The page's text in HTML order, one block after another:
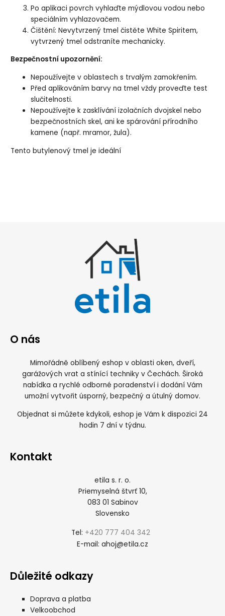
Po aplikaci povrch vyhlaďte mýdlovou vodou nebo
speciálním vyhlazovačem.
Čištění: Nevytvrzený tmel čistěte White Spiritem,
vytvrzený tmel odstraníte mechanicky.
Bezpečnostní upozornění:
Nepoužívejte v oblastech s trvalým zamokřením.
Před aplikováním barvy na tmel vždy proveďte test
slučitelnosti.
Nepoužívejte k zasklívání izolačních dvojskel nebo
bezpečnostních skel, ani ke spárování přírodního
kamene (např. mramor, žula).
Tento butylenový tmel je ideální
O nás
Mimořádně oblíbený eshop v oblasti oken, dveří,
garážových vrat a stínící techniky v Čechách. Široká
nabídka a rychlé odborné poradenství i dodání Vám
umožní vytvořit úsporný, bezpečný a útulný domov.
Objednat si můžete kdykoli, eshop je Vám k dispozici 24
hodin 7 dní v týdnu.
Kontakt
etila s. r. o.
Priemyselná štvrť 10,
083 01 Sabinov
Slovensko
Tel: +420 777 404 342
E-mail: ahoj@etila.cz
Důležité odkazy
Doprava a platba
Velkoobchod